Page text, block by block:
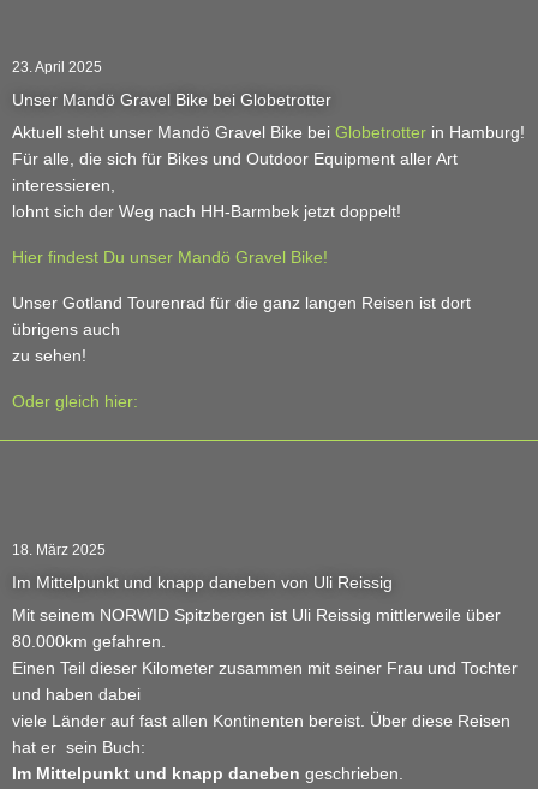
23. April 2025
Unser Mandö Gravel Bike bei Globetrotter
Aktuell steht unser Mandö Gravel Bike bei Globetrotter in Hamburg!
Für alle, die sich für Bikes und Outdoor Equipment aller Art
interessieren,
lohnt sich der Weg nach HH-Barmbek jetzt doppelt!
Hier findest Du unser Mandö Gravel Bike!
Unser Gotland Tourenrad für die ganz langen Reisen ist dort
übrigens auch
zu sehen!
Oder gleich hier:
18. März 2025
Im Mittelpunkt und knapp daneben von Uli Reissig
Mit seinem NORWID Spitzbergen ist Uli Reissig mittlerweile über
80.000km gefahren.
Einen Teil dieser Kilometer zusammen mit seiner Frau und Tochter
und haben dabei
viele Länder auf fast allen Kontinenten bereist. Über diese Reisen
hat er sein Buch:
Im Mittelpunkt und knapp daneben geschrieben.